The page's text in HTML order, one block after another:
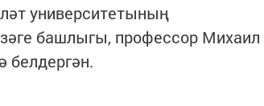
университетының
башлыгы, профессор Михаил
белдергән.